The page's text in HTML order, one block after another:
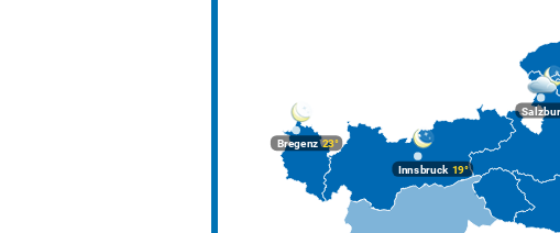
Bregenz23°
Innsbruck19°